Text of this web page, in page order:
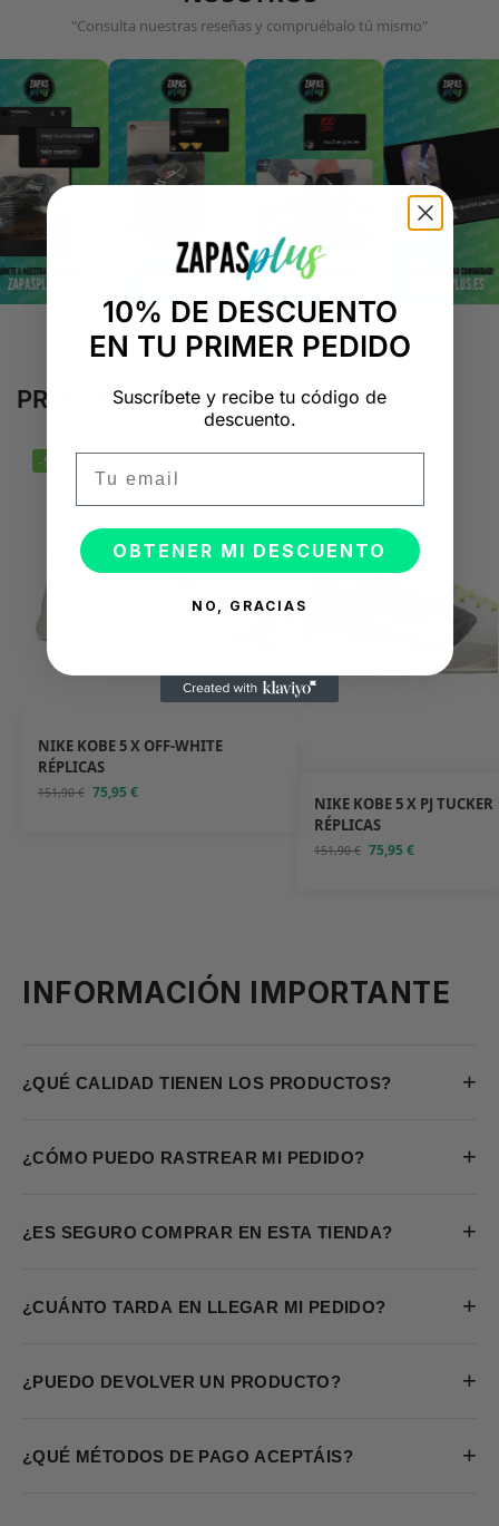
"Consulta nuestras reseñas y compruébalo tú mismo"
PRODUCTOS RELACIONADOS
-50%
NIKE KOBE 5 X OFF-WHITE
RÉPLICAS
151,90€ 75,95€
NIKE KOBE 5 X PJ TUCKER
RÉPLICAS
151,90€ 75,95€
INFORMACIÓN IMPORTANTE
¿QUÉ CALIDAD TIENEN LOS PRODUCTOS? +
¿CÓMO PUEDO RASTREAR MI PEDIDO? +
¿ES SEGURO COMPRAR EN ESTA TIENDA? +
¿CUÁNTO TARDA EN LLEGAR MI PEDIDO? +
¿PUEDO DEVOLVER UN PRODUCTO? +
¿QUÉ MÉTODOS DE PAGO ACEPTÁIS? +
10% DE DESCUENTO
EN TU PRIMER PEDIDO
Suscríbete y recibe tu código de
descuento.
OBTENER MI DESCUENTO
NO, GRACIAS